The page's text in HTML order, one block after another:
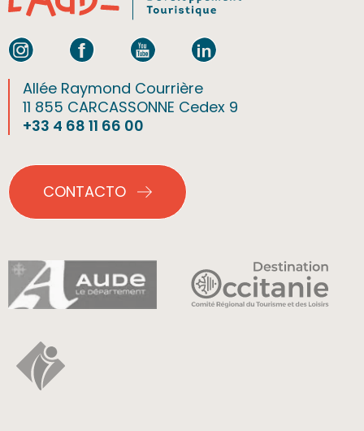
Allée Raymond Courrière
11 855 CARCASSONNE Cedex 9
+33 4 68 11 66 00
CONTACTO